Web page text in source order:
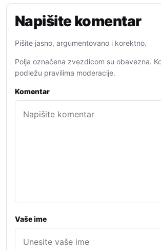
Napišite komentar
Pišite jasno, argumentovano i korektno.
Polja označena zvezdicom su obavezna.
podležu pravilima moderacije.
Komentar
Vaše ime